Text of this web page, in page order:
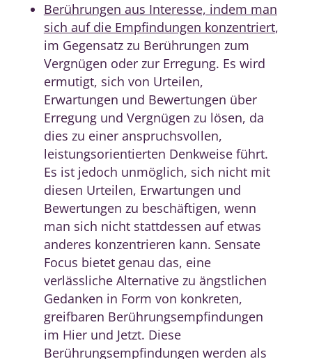
Berührungen aus Interesse, indem man
sich auf die Empfindungen konzentriert,
im Gegensatz zu Berührungen zum
Vergnügen oder zur Erregung. Es wird
ermutigt, sich von Urteilen,
Erwartungen und Bewertungen über
Erregung und Vergnügen zu lösen, da
dies zu einer anspruchsvollen,
leistungsorientierten Denkweise führt.
Es ist jedoch unmöglich, sich nicht mit
diesen Urteilen, Erwartungen und
Bewertungen zu beschäftigen, wenn
man sich nicht stattdessen auf etwas
anderes konzentrieren kann. Sensate
Focus bietet genau das, eine
verlässliche Alternative zu ängstlichen
Gedanken in Form von konkreten,
greifbaren Berührungsempfindungen
im Hier und Jetzt. Diese
Berührungsempfindungen werden als